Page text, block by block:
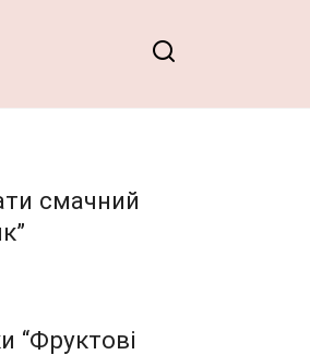
смачний
“Фруктові